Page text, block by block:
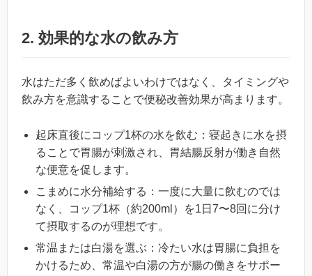
2. 効果的な水の飲み方
水はただ多く飲めばよいわけではなく、タイミングや
飲み方を意識することで便秘改善効果が高まります。
起床直後にコップ1杯の水を飲む：寝起きに水を摂
ることで胃腸が刺激され、胃結腸反射が働き自然
な便意を促します。
こまめに水分補給する：一度に大量に飲むのでは
なく、コップ1杯（約200ml）を1日7〜8回に分け
て摂取するのが理想です。
常温または白湯を選ぶ：冷たい水は胃腸に負担を
かけるため、常温や白湯の方が腸の働きをサポー